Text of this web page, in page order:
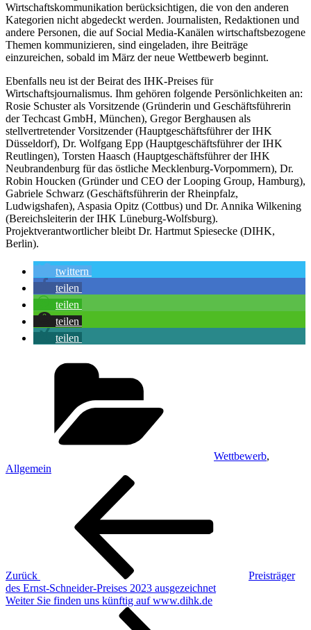
Wirtschaftskommunikation berücksichtigen, die von den anderen
Kategorien nicht abgedeckt werden. Journalisten, Redaktionen und
andere Personen, die auf Social Media-Kanälen wirtschaftsbezogene
Themen kommunizieren, sind eingeladen, ihre Beiträge
einzureichen, sobald im März der neue Wettbewerb beginnt.
Ebenfalls neu ist der Beirat des IHK-Preises für
Wirtschaftsjournalismus. Ihm gehören folgende Persönlichkeiten an:
Rosie Schuster als Vorsitzende (Gründerin und Geschäftsführerin
der Techcast GmbH, München), Gregor Berghausen als
stellvertretender Vorsitzender (Hauptgeschäftsführer der IHK
Düsseldorf), Dr. Wolfgang Epp (Hauptgeschäftsführer der IHK
Reutlingen), Torsten Haasch (Hauptgeschäftsführer der IHK
Neubrandenburg für das östliche Mecklenburg-Vorpommern), Dr.
Robin Houcken (Gründer und CEO der Looping Group, Hamburg),
Gabriele Schwarz (Geschäftsführerin der Rheinpfalz,
Ludwigshafen), Aspasia Opitz (Cottbus) und Dr. Annika Wilkening
(Bereichsleiterin der IHK Lüneburg-Wolfsburg).
Projektverantwortlicher bleibt Dr. Hartmut Spiesecke (DIHK,
Berlin).
twittern
teilen
teilen
teilen
teilen
Wettbewerb,
Allgemein
Beitragsnavigation
Zurück
Preisträger
des Ernst-Schneider-Preises 2023 ausgezeichnet
Nächster
Weiter Sie finden uns künftig auf www.dihk.de